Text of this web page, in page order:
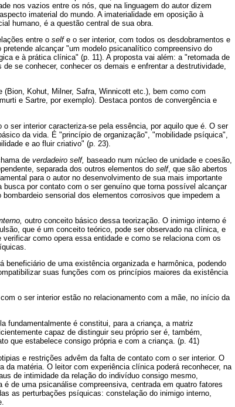
nos vazios entre os nós, que na linguagem do autor dizem
imaterial do mundo. A imaterialidade em oposição à
humano, é a questão central de sua obra.
entre o selfe o ser interior, com todos os desdobramentos e
alcançar "um modelo psicanalítico compreensivo do
e à prática clínica" (p. 11). A proposta vai além: a "retomada de
se conhecer, conhecer os demais e enfrentar a destrutividade,
Kohut, Milner, Safra, Winnicott etc.), bem como com
e Sartre, por exemplo). Destaca pontos de convergência e
ser interior caracteriza-se pela essência, por aquilo que é. O ser
da vida. É "princípio de organização", "mobilidade psíquica",
e ao fluir criativo" (p. 23).
de verdadeiro self, baseado num núcleo de unidade e coesão,
separada dos outros elementos do self, que são abertos
para o autor no desenvolvimento de sua mais importante
por contato com o ser genuíno que torna possível alcançar
sensorial dos elementos corrosivos que impedem a
outro conceito básico dessa teorização. O inimigo interno é
que é um conceito teórico, pode ser observado na clínica, e
como opera essa entidade e como se relaciona com os
beneficiário de uma existência organizada e harmônica, podendo
suas funções com os princípios maiores da existência
o ser interior estão no relacionamento com a mãe, no início da
fundamentalmente é constitui, para a criança, a matriz
capaz de distinguir seu próprio ser é, também,
que estabelece consigo própria e com a criança. (p. 41)
e restrições advêm da falta de contato com o ser interior. O
matéria. O leitor com experiência clínica poderá reconhecer, na
de intimidade da relação do indivíduo consigo mesmo,
de uma psicanálise compreensiva, centrada em quatro fatores
as perturbações psíquicas: constelação do inimigo interno,